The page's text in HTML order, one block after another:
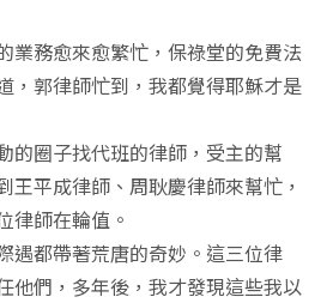
務愈來愈繁忙，保祿堂的免費法
，郭律師忙到，我都覺得耶穌才是
圈子找代班的律師，受主的幫
王平成律師、周耿慶律師來幫忙，
律師在輪值。
都帶著荒唐的奇妙。這三位律
他們，多年後，我才發現這些我以